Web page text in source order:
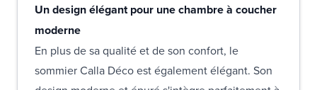
Un design élégant pour une chambre à coucher
moderne
En plus de sa qualité et de son confort, le
sommier Calla Déco est également élégant. Son